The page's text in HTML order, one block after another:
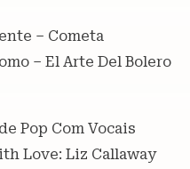
– Cometa
– El Arte Del Bolero
Pop Com Vocais
Love: Liz Callaway